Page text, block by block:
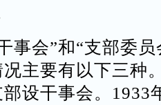
事会”和“支部委员
主要有以下三种
设干事会。1933